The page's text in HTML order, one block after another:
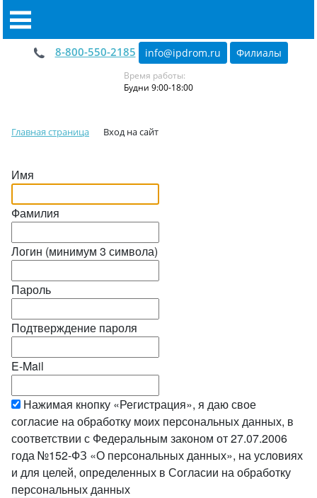
8-800-550-2185 info@ipdrom.ru Филиалы
Время работы:
Будни 9:00-18:00
Главная страница Вход на сайт
Имя
Фамилия
Логин (минимум 3 символа)
Пароль
Подтверждение пароля
E-Mail
Нажимая кнопку «Регистрация», я даю свое
согласие на обработку моих персональных данных, в
соответствии с Федеральным законом от 27.07.2006
года №152-ФЗ «О персональных данных», на условиях
и для целей, определенных в Согласии на обработку
персональных данных